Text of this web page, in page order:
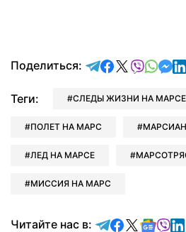
Поделиться: отправить в
поделиться
Теги: СЛЕДЫ ЖИЗНИ НА МАРСЕ
ПОЛЕТ НА МАРС
ЛЕД НА МАРСЕ
МИССИЯ НА МАРС
Читайте нас в: Читайте в
Читайте в
Читайте